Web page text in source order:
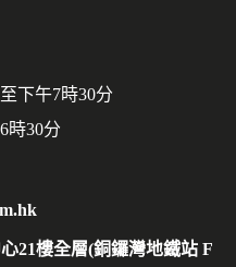
下午7時30分
時30分
21樓全層(銅鑼灣地鐵站 F